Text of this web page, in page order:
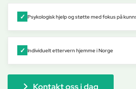
Psykologisk hjelp og støtte med fokus på
Individuelt ettervern hjemme i Norge
Kontakt oss i dag